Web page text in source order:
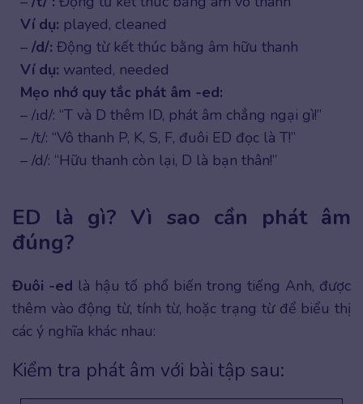
Ví dụ: played, cleaned
– /d/: Động từ kết thúc bằng âm hữu thanh
Ví dụ: wanted, needed
Mẹo nhớ quy tắc phát âm -ed:
– /ɪd/: “T và D thêm ID, phát âm chẳng ngại gì!”
– /t/: “Vô thanh P, K, S, F, đuôi ED đọc là T!”
– /d/: “Hữu thanh còn lại, D là bạn thân!”
ED là gì? Vì sao cần phát âm
đúng?
Đuôi -ed là hậu tố phổ biến trong tiếng Anh, được
thêm vào động từ, tính từ, hoặc trạng từ để biểu thị
các ý nghĩa khác nhau:
Kiểm tra phát âm với bài tập sau: